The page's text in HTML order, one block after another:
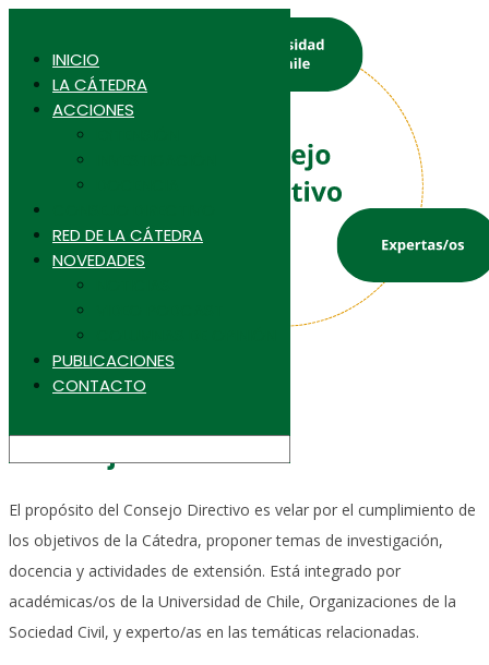
Favet
Agronomia Uchile
Inta
CFCN
INICIO
LA CÁTEDRA
ACCIONES
RED DE LA CÁTEDRA
NOVEDADES
PUBLICACIONES
CONTACTO
Consejo Directivo
El propósito del Consejo Directivo es velar por el cumplimiento de
los objetivos de la Cátedra, proponer temas de investigación,
docencia y actividades de extensión. Está integrado por
académicas/os de la Universidad de Chile, Organizaciones de la
Sociedad Civil, y experto/as en las temáticas relacionadas.